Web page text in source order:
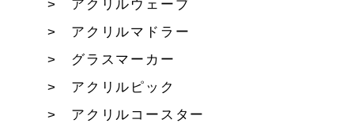
アクリルウェーブ
アクリルマドラー
グラスマーカー
アクリルピック
アクリルコースター